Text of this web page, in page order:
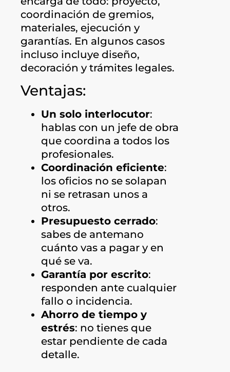
coordinación de gremios,
materiales, ejecución y
garantías. En algunos casos
incluso incluye diseño,
decoración y trámites legales.
Ventajas:
Un solo interlocutor:
hablas con un jefe de obra
que coordina a todos los
profesionales.
Coordinación eficiente:
los oficios no se solapan
ni se retrasan unos a
otros.
Presupuesto cerrado:
sabes de antemano
cuánto vas a pagar y en
qué se va.
Garantía por escrito:
responden ante cualquier
fallo o incidencia.
Ahorro de tiempo y
estrés: no tienes que
estar pendiente de cada
detalle.